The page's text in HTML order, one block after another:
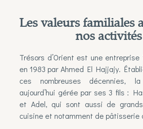
Les valeurs familiales
nos activités
Trésors d’Orient est une
en 1983 par Ahmed El Hajjajy.
ces nombreuses décennies,
aujourd’hui gérée par ses 3 fils :
et Adel, qui sont aussi de
cuisine et notamment depâtisserie